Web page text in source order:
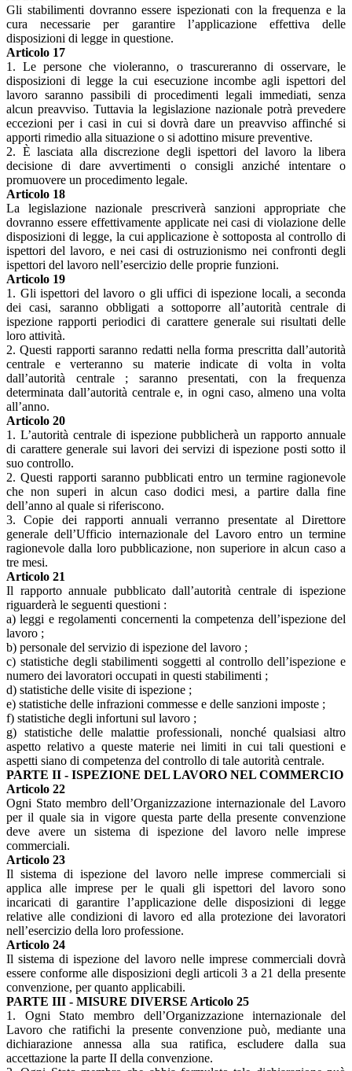
Gli stabilimenti dovranno essere ispezionati con la frequenza e la
cura necessarie per garantire l’applicazione effettiva delle
disposizioni di legge in questione.
Articolo 17
1. Le persone che violeranno, o trascureranno di osservare, le
disposizioni di legge la cui esecuzione incombe agli ispettori del
lavoro saranno passibili di procedimenti legali immediati, senza
alcun preavviso. Tuttavia la legislazione nazionale potrà prevedere
eccezioni per i casi in cui si dovrà dare un preavviso affinché si
apporti rimedio alla situazione o si adottino misure preventive.
2. È lasciata alla discrezione degli ispettori del lavoro la libera
decisione di dare avvertimenti o consigli anziché intentare o
promuovere un procedimento legale.
Articolo 18
La legislazione nazionale prescriverà sanzioni appropriate che
dovranno essere effettivamente applicate nei casi di violazione delle
disposizioni di legge, la cui applicazione è sottoposta al controllo di
ispettori del lavoro, e nei casi di ostruzionismo nei confronti degli
ispettori del lavoro nell’esercizio delle proprie funzioni.
Articolo 19
1. Gli ispettori del lavoro o gli uffici di ispezione locali, a seconda
dei casi, saranno obbligati a sottoporre all’autorità centrale di
ispezione rapporti periodici di carattere generale sui risultati delle
loro attività.
2. Questi rapporti saranno redatti nella forma prescritta dall’autorità
centrale e verteranno su materie indicate di volta in volta
dall’autorità centrale ; saranno presentati, con la frequenza
determinata dall’autorità centrale e, in ogni caso, almeno una volta
all’anno.
Articolo 20
1. L’autorità centrale di ispezione pubblicherà un rapporto annuale
di carattere generale sui lavori dei servizi di ispezione posti sotto il
suo controllo.
2. Questi rapporti saranno pubblicati entro un termine ragionevole
che non superi in alcun caso dodici mesi, a partire dalla fine
dell’anno al quale si riferiscono.
3. Copie dei rapporti annuali verranno presentate al Direttore
generale dell’Ufficio internazionale del Lavoro entro un termine
ragionevole dalla loro pubblicazione, non superiore in alcun caso a
tre mesi.
Articolo 21
Il rapporto annuale pubblicato dall’autorità centrale di ispezione
riguarderà le seguenti questioni :
a) leggi e regolamenti concernenti la competenza dell’ispezione del
lavoro ;
b) personale del servizio di ispezione del lavoro ;
c) statistiche degli stabilimenti soggetti al controllo dell’ispezione e
numero dei lavoratori occupati in questi stabilimenti ;
d) statistiche delle visite di ispezione ;
e) statistiche delle infrazioni commesse e delle sanzioni imposte ;
f) statistiche degli infortuni sul lavoro ;
g) statistiche delle malattie professionali, nonché qualsiasi altro
aspetto relativo a queste materie nei limiti in cui tali questioni e
aspetti siano di competenza del controllo di tale autorità centrale.
PARTE II - ISPEZIONE DEL LAVORO NEL COMMERCIO
Articolo 22
Ogni Stato membro dell’Organizzazione internazionale del Lavoro
per il quale sia in vigore questa parte della presente convenzione
deve avere un sistema di ispezione del lavoro nelle imprese
commerciali.
Articolo 23
Il sistema di ispezione del lavoro nelle imprese commerciali si
applica alle imprese per le quali gli ispettori del lavoro sono
incaricati di garantire l’applicazione delle disposizioni di legge
relative alle condizioni di lavoro ed alla protezione dei lavoratori
nell’esercizio della loro professione.
Articolo 24
Il sistema di ispezione del lavoro nelle imprese commerciali dovrà
essere conforme alle disposizioni degli articoli 3 a 21 della presente
convenzione, per quanto applicabili.
PARTE III - MISURE DIVERSE Articolo 25
1. Ogni Stato membro dell’Organizzazione internazionale del
Lavoro che ratifichi la presente convenzione può, mediante una
dichiarazione annessa alla sua ratifica, escludere dalla sua
accettazione la parte II della convenzione.